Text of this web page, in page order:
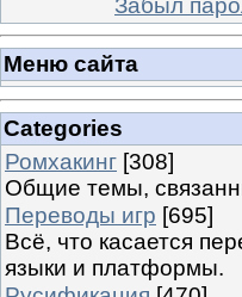
Меню сайта
Categories
Ромхакинг [308]
Общие темы,
Переводы игр [695]
Всё, что касается
языки и платформы.